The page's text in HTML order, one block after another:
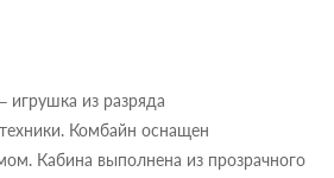
из разряда
Комбайн оснащен
Кабина выполнена из прозрачного